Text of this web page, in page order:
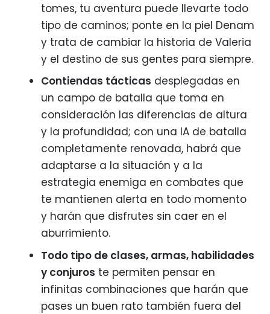
tomes, tu aventura puede llevarte todo
tipo de caminos; ponte en la piel Denam
y trata de cambiar la historia de Valeria
y el destino de sus gentes para siempre.
Contiendas tácticas desplegadas en
un campo de batalla que toma en
consideración las diferencias de altura
y la profundidad; con una IA de batalla
completamente renovada, habrá que
adaptarse a la situación y a la
estrategia enemiga en combates que
te mantienen alerta en todo momento
y harán que disfrutes sin caer en el
aburrimiento.
Todo tipo de clases, armas, habilidades
y conjuros te permiten pensar en
infinitas combinaciones que harán que
pases un buen rato también fuera del